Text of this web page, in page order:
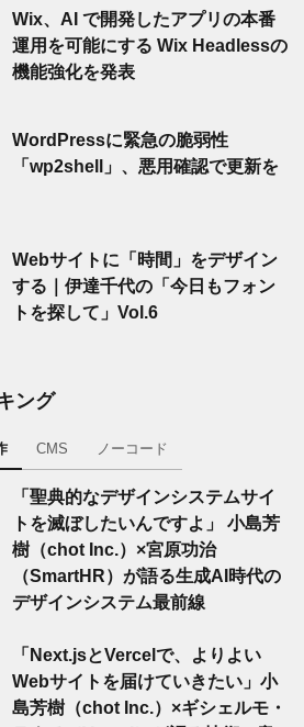
Wix、AI で開発したアプリの本番
運用を可能にする Wix Headlessの
機能強化を発表
WordPressに緊急の脆弱性
「wp2shell」、悪用確認で更新を
Webサイトに「時間」をデザイン
する｜伊達千代の「今日もフォン
トを探して」Vol.6
ング
CMS ノーコード
「聖典的なデザインシステムサイ
トを滅ぼしたいんですよ」 小島芳
樹（chot Inc.）×宮原功治
（SmartHR）が語る生成AI時代の
デザインシステム最前線
「Next.jsとVercelで、よりよい
Webサイトを届けていきたい」小
島芳樹（chot Inc.）×ギシェルモ・